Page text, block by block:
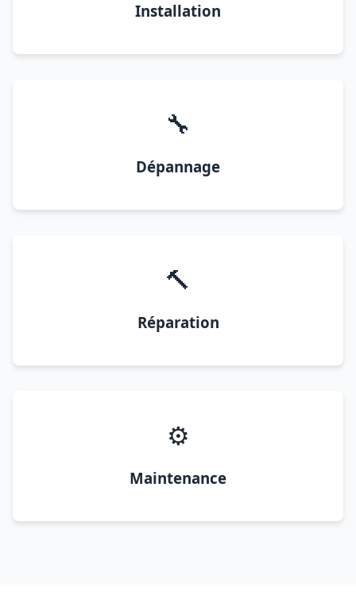
Installation
🔧
Dépannage
🔨
Réparation
⚙️
Maintenance